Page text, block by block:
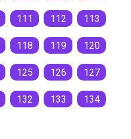
111 112 113
118 119 120
125 126 127
132 133 134